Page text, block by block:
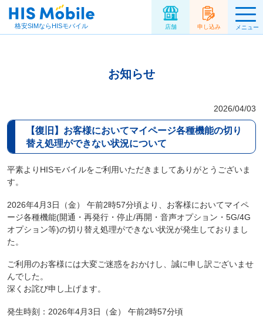
格安SIMならHISモバイル 店舗 申し込み メニュー
お知らせ
2026/04/03
【復旧】お客様においてマイページ各種機能の切り
替え処理ができない状況について
平素よりHISモバイルをご利用いただきましてありがとうございま
す。
2026年4月3日（金） 午前2時57分頃より、お客様においてマイペ
ージ各種機能(開通・再発行・停止/再開・音声オプション・5G/4G
オプション等)の切り替え処理ができない状況が発生しておりまし
た。
ご利用のお客様には大変ご迷惑をおかけし、誠に申し訳ございませ
んでした。
深くお詫び申し上げます。
発生時刻：2026年4月3日（金） 午前2時57分頃